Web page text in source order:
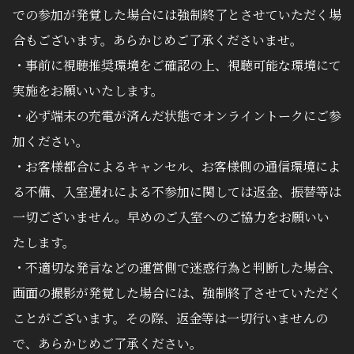
での参加が発覚した場合には強制終了とさせていただく場
合もございます。あらかじめご了承くださいませ。
・事前に視聴推奨環境をご確認の上、視聴可能な環境にて
実施をお願いいたします。
・必ず端末の充電が済んだ状態でオンライントークにご参
加ください。
・お客様都合によるキャンセル、お客様側の通信環境によ
る不備、入室遅れによる不参加に関しては返金、振替等は
一切ございません。早めのご入室へのご協力をお願いい
たします。
・不適切な発言などの運営側で迷惑行為と判断した場合、
画面の撮影が発覚した場合には、強制終了させていただく
ことがございます。その際、返金等は一切行いませんの
で、あらかじめご了承ください。